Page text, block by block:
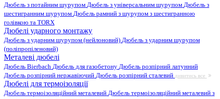
Дюбель з потайним шурупом Дюбель з універсальним шурупом Дюбель з
шестигранним шурупом Дюбель рамний з шурупом з шестигранною
голівкою та TORX
Дюбелі ударного монтажу
Дюбель з ударним шурупом (нейлоновий) Дюбель з ударним шурупом
(поліпропіленовий)
Металеві дюбелі
Дюбель Bierbach Дюбель для газобетону Дюбель розпірний латунний
Дюбель розпірний нержавіючий Дюбель розпірний сталевий дивитись все
Дюбелі для термоізоляції
Дюбель термоізоляційний металевий Дюбель термоізоляційний металевий з